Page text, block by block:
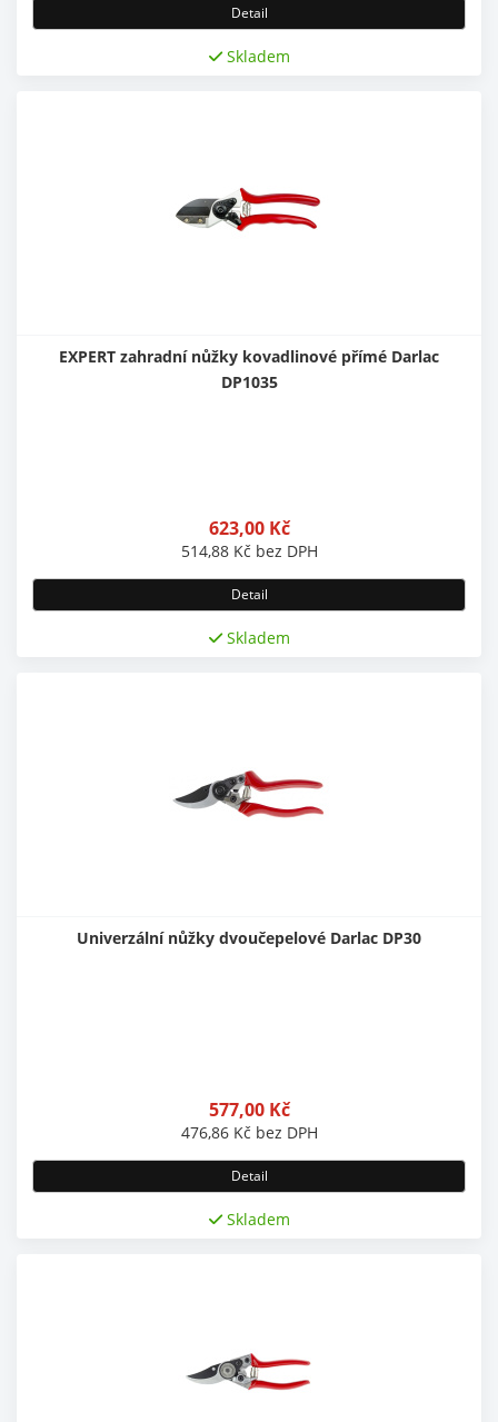
Detail
Skladem
EXPERT zahradní nůžky kovadlinové přímé Darlac
DP1035
623,00 Kč
514,88 Kč bez DPH
Detail
Skladem
Univerzální nůžky dvoučepelové Darlac DP30
577,00 Kč
476,86 Kč bez DPH
Detail
Skladem